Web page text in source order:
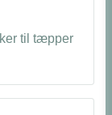
til tæpper